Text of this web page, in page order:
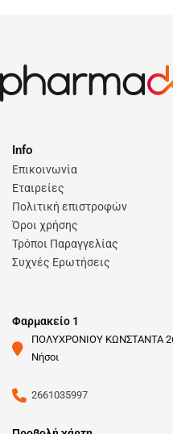
Info
Επικοινωνία
Εταιρείες
Πολιτική επιστροφών
Όροι χρήσης
Τρόποι Παραγγελίας
Συχνές Ερωτήσεις
Φαρμακείο 1
ΠΟΛΥΧΡΟΝΙΟΥ ΚΩΝΣΤΑΝΤΑ 26
Νήσοι
2661035997